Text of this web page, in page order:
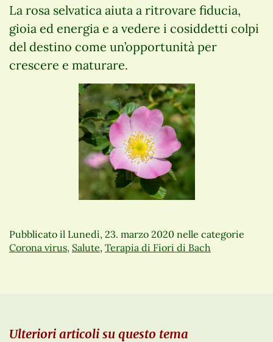
La rosa selvatica aiuta a ritrovare fiducia,
gioia ed energia e a vedere i cosiddetti colpi
del destino come un’opportunità per
crescere e maturare.
Pubblicato il Lunedì, 23. marzo 2020 nelle categorie
Corona virus, Salute, Terapia di Fiori di Bach
Ulteriori articoli su questo tema